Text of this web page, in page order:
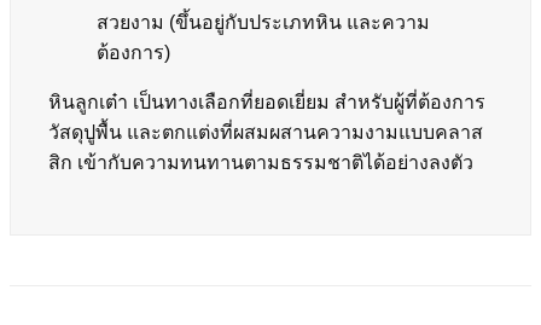
สวยงาม (ขึ้นอยู่กับประเภทหิน และความ
ต้องการ)
หินลูกเต๋า เป็นทางเลือกที่ยอดเยี่ยม สำหรับผู้ที่ต้องการ
วัสดุปูพื้น และตกแต่งที่ผสมผสานความงามแบบคลาส
สิก เข้ากับความทนทานตามธรรมชาติได้อย่างลงตัว